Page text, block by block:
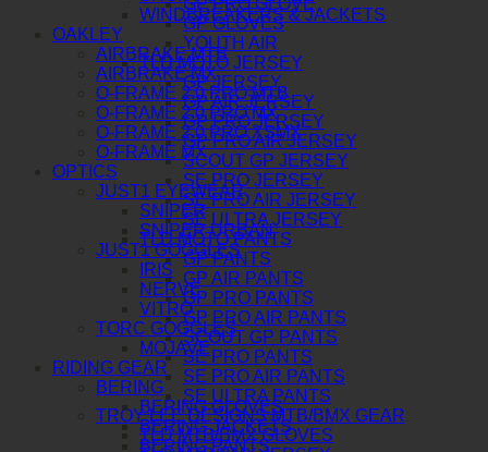
GP PRO GLOVE
GP GLOVES
YOUTH AIR
TLD MOTO JERSEY
GP JERSEY
GP AIR JERSEY
GP PRO JERSEY
GP PRO AIR JERSEY
SCOUT GP JERSEY
SE PRO JERSEY
SE PRO AIR JERSEY
SE ULTRA JERSEY
TLD MOTO PANTS
GP PANTS
GP AIR PANTS
GP PRO PANTS
GP PRO AIR PANTS
SCOUT GP PANTS
SE PRO PANTS
SE PRO AIR PANTS
SE ULTRA PANTS
TROY LEE DESIGNS MTB/BMX GEAR
TLD MTB/BMX GLOVES
WINDBREAKERS & JACKETS
OAKLEY
AIRBRAKE MTB
AIRBRAKE MX
O-FRAME 2.0 PRO MTB
O-FRAME 2.0 PRO MX
O-FRAME 2.0 PRO XSMX
O-FRAME MX
OPTICS
JUST1 EYEWEAR
SNIPER
SNIPER URBAN
JUST1 GOGGLES
IRIS
NERVE
VITRO
TORC GOGGLES
MOJAVE
RIDING GEAR
BERING
BERING GLOVES
BERING JACKETS
BERING PANTS